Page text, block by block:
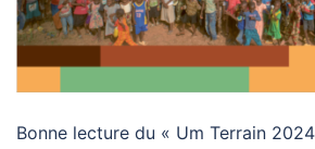
Bonne lecture du « Um Terrain